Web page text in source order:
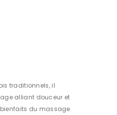
traditionnels, il
alliant douceur et
bienfaits du massage.